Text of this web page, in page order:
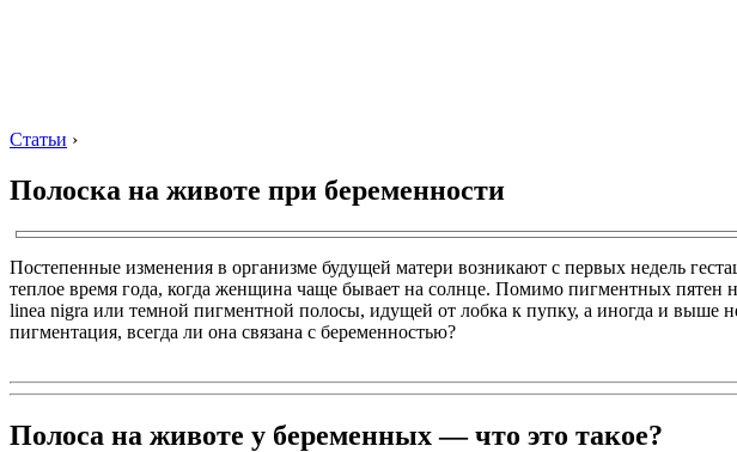
Статьи ›
Полоска на животе при беременности
Постепенные изменения в организме будущей матери возникают с первых недель
теплое время года, когда женщина чаще бывает на солнце. Помимо пигментных пятен
linea nigra или темной пигментной полосы, идущей от лобка к пупку, а иногда и выше
пигментация, всегда ли она связана с беременностью?
Полоса на животе у беременных — что это такое?